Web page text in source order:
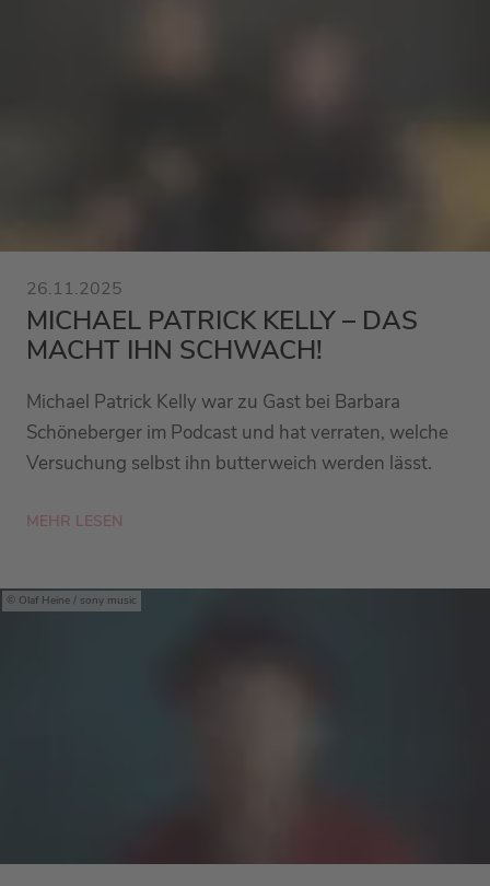
26.11.2025
MICHAEL PATRICK KELLY – DAS
MACHT IHN SCHWACH!
Michael Patrick Kelly war zu Gast bei Barbara
Schöneberger im Podcast und hat verraten, welche
Versuchung selbst ihn butterweich werden lässt.
MEHR LESEN
Olaf Heine / sony music